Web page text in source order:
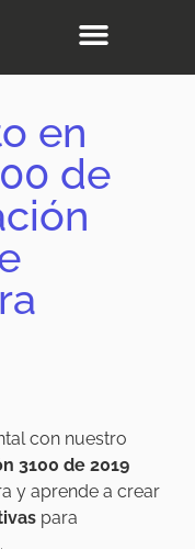
en
de
con nuestro
3100 de 2019
y aprende a crear
s para